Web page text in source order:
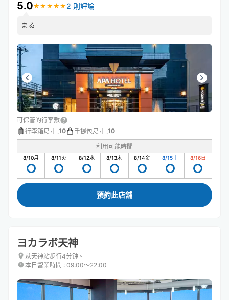
5.0★ ★ ★ ★ ★
★ ★ ★ ★ ★ 2 則評論
まる
可保管的行李數
行李箱尺寸 :10 手提包尺寸 :10
利用可能時間
8/10月 8/11火 8/12水 8/13木 8/14金 8/15土 8/16日
預約此店舖
ヨカラボ天神
从天神站步行4分钟。
本日營業時間 : 09:00〜22:00